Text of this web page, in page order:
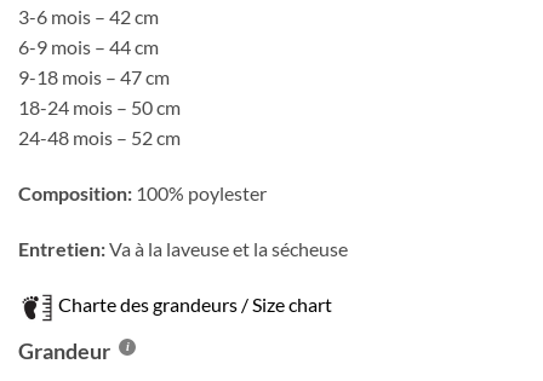
3-6 mois – 42 cm
6-9 mois – 44 cm
9-18 mois – 47 cm
18-24 mois – 50 cm
24-48 mois – 52 cm
Composition: 100% poylester
Entretien:Va à la laveuse et la sécheuse
Charte des grandeurs / Size chart
Grandeur